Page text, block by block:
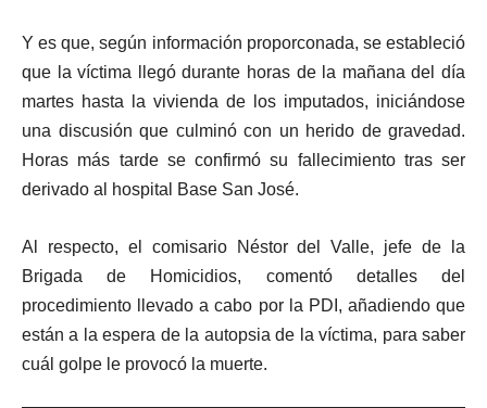
Y es que, según información proporconada, se estableció
que la víctima llegó durante horas de la mañana del día
martes hasta la vivienda de los imputados, iniciándose
una discusión que culminó con un herido de gravedad.
Horas más tarde se confirmó su fallecimiento tras ser
derivado al hospital Base San José.
Al respecto, el comisario Néstor del Valle, jefe de la
Brigada de Homicidios, comentó detalles del
procedimiento llevado a cabo por la PDI, añadiendo que
están a la espera de la autopsia de la víctima, para saber
cuál golpe le provocó la muerte.